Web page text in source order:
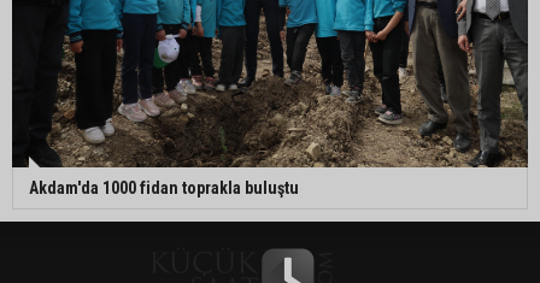
Akdam'da 1000 fidan toprakla buluştu